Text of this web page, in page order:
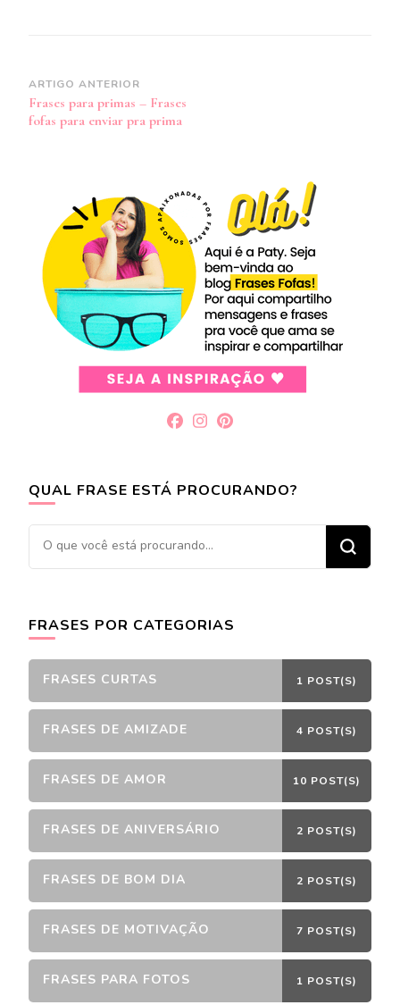
Navegação
de
post
ARTIGO ANTERIOR
Frases para primas – Frases
fofas para enviar pra prima
QUAL FRASE ESTÁ PROCURANDO?
Procurando
algo?
FRASES POR CATEGORIAS
FRASES CURTAS 1 POST(S)
FRASES DE AMIZADE 4 POST(S)
FRASES DE AMOR 10 POST(S)
FRASES DE ANIVERSÁRIO 2 POST(S)
FRASES DE BOM DIA 2 POST(S)
FRASES DE MOTIVAÇÃO 7 POST(S)
FRASES PARA FOTOS 1 POST(S)